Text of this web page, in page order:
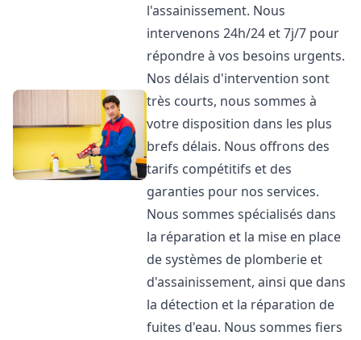
l'assainissement. Nous
intervenons 24h/24 et 7j/7 pour
répondre à vos besoins urgents.
Nos délais d'intervention sont
très courts, nous sommes à
votre disposition dans les plus
brefs délais. Nous offrons des
tarifs compétitifs et des
garanties pour nos services.
Nous sommes spécialisés dans
la réparation et la mise en place
de systèmes de plomberie et
d'assainissement, ainsi que dans
la détection et la réparation de
fuites d'eau. Nous sommes fiers